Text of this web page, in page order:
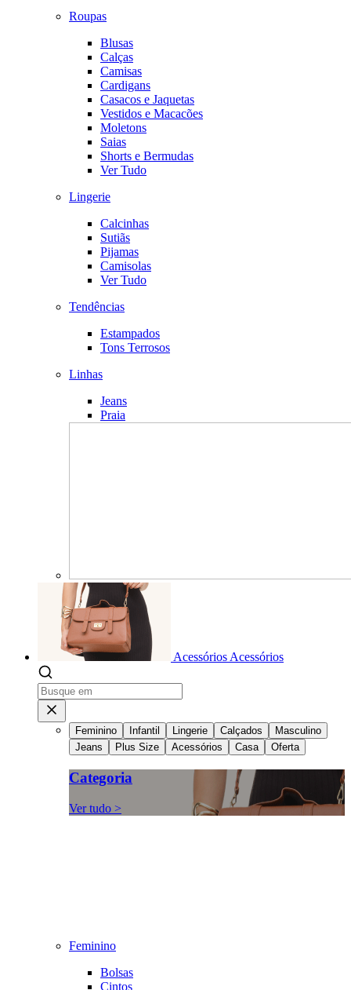
Roupas
Blusas
Calças
Camisas
Cardigans
Casacos e Jaquetas
Vestidos e Macacões
Moletons
Saias
Shorts e Bermudas
Ver Tudo
Lingerie
Calcinhas
Sutiãs
Pijamas
Camisolas
Ver Tudo
Tendências
Estampados
Tons Terrosos
Linhas
Jeans
Praia
Acessórios Acessórios
Feminino Infantil Lingerie Calçados
Masculino
Jeans
Plus Size Acessórios Casa Oferta
Categoria
Ver tudo >
Feminino
Bolsas
Cintos